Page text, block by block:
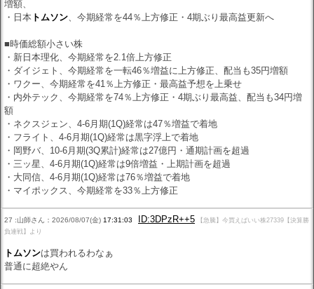
増額、
・日本 トムソン、今期経常を44％上方修正・4期ぶり最高益更新へ
■時価総額小さい株
・新日本理化、今期経常を2.1倍上方修正
・ダイジェト、今期経常を一転46％増益に上方修正、配当も35円増額
・ワクー、今期経常を41％上方修正・最高益予想を上乗せ
・内外テック、今期経常を74％上方修正・4期ぶり最高益、配当も34円増
額
・ネクスジェン、4-6月期(1Q)経常は47％増益で着地
・フライト、4-6月期(1Q)経常は黒字浮上で着地
・岡野バ、10-6月期(3Q累計)経常は27億円・通期計画を超過
・三ッ星、4-6月期(1Q)経常は9倍増益・上期計画を超過
・大同信、4-6月期(1Q)経常は76％増益で着地
・マイポックス、今期経常を33％上方修正
27 :山師さん：2026/08/07(金) 17:31:03 ID:3DPzR++5
【急騰】今買えばいい株27339【決算勝
負連戦】より
トムソンは買われるわなぁ
普通に超絶やん